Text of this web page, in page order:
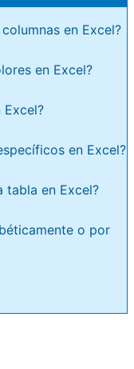
en Excel?
en Excel?
en Excel?
tabla en Excel?
o por